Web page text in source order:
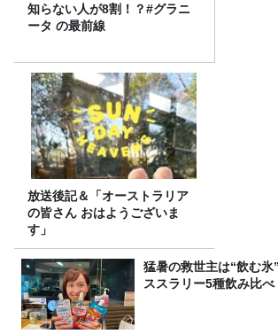
知らない人が8割！？#グラニ
ータ の最前線
放送後記＆「オーストラリア
の皆さん おはようございま
す」
猛暑の救世主は“飲む氷
ススラリー5種飲み比べ